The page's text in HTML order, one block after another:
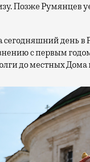
Позже Румянцев
день в
с первым
до местных Дома